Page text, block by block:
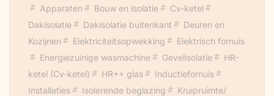
verlichting aangebracht.
was hebben we zonnepanelen geplaatst.
De stevige besparingen die daaruit
voortkwamen hebben we ingezet om het
Apparaten Bouw en isolatie
Cv-ketel
Dakisolatie
Dakisolatie buitenkant
Deuren en
Kozijnen
Elektriciteitsopwekking
Elektrisch fornuis
Energiezuinige wasmachine
Gevelisolatie
HR-
ketel (Cv-ketel)
HR++ glas
Inductiefornuis
Installaties
Isolerende beglazing
Kruipruimte/